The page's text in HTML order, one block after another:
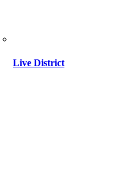
Live District